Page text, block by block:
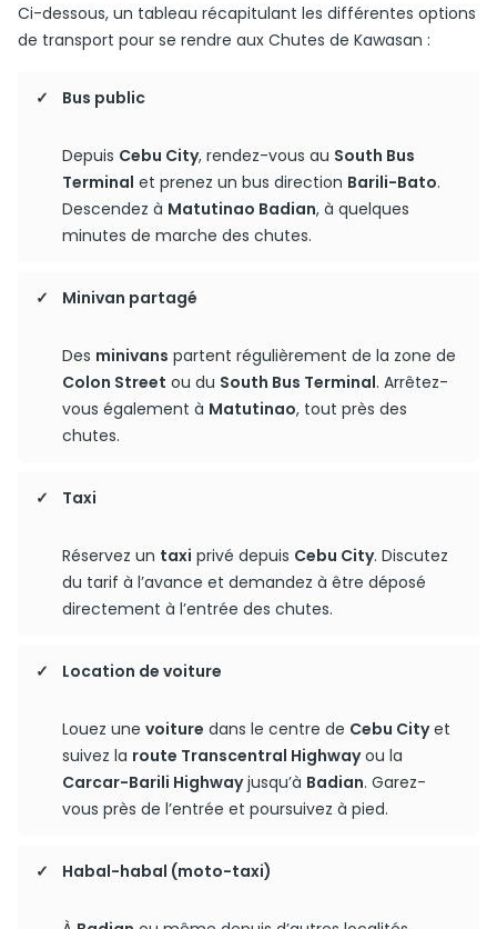
Ci-dessous, un tableau récapitulant les différentes options
de transport pour se rendre aux Chutes de Kawasan :
Bus public
Depuis Cebu City, rendez-vous au South Bus
Terminal et prenez un bus direction Barili-Bato.
Descendez à Matutinao Badian, à quelques
minutes de marche des chutes.
Minivan partagé
Des minivans partent régulièrement de la zone de
Colon Street ou du South Bus Terminal. Arrêtez-
vous également à Matutinao, tout près des
chutes.
Taxi
Réservez un taxi privé depuis Cebu City. Discutez
du tarif à l’avance et demandez à être déposé
directement à l’entrée des chutes.
Location de voiture
Louez une voiture dans le centre de Cebu Cityet
suivez la route Transcentral Highwayou la
Carcar-Barili Highwayjusqu’à Badian. Garez-
vous près de l’entrée et poursuivez à pied.
Habal-habal (moto-taxi)